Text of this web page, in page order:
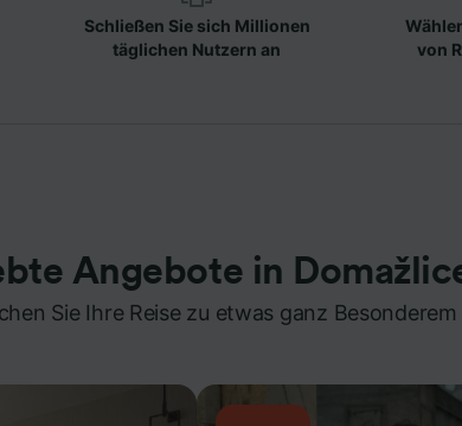
Schließen Sie sich Millionen
täglichen Nutzern an
von
Angebote in
Sie Ihre Reise zu etwas ganz Besonderem